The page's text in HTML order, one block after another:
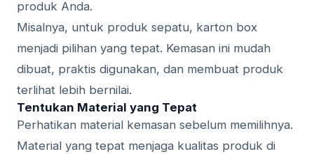
produk Anda.
Misalnya, untuk produk sepatu, karton box
menjadi pilihan yang tepat. Kemasan ini mudah
dibuat, praktis digunakan, dan membuat produk
terlihat lebih bernilai.
Tentukan Material yang Tepat
Perhatikan material kemasan sebelum memilihnya.
Material yang tepat menjaga kualitas produk di